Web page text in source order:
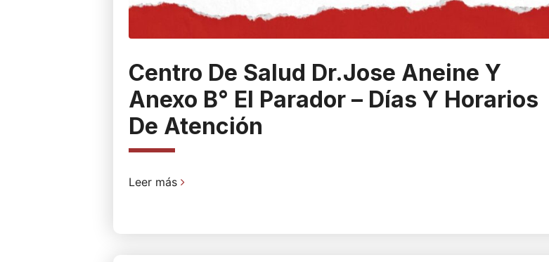
Centro De Salud Dr.Jose Aneine Y
Anexo B° El Parador – Días Y Horarios
De Atención
Leer más